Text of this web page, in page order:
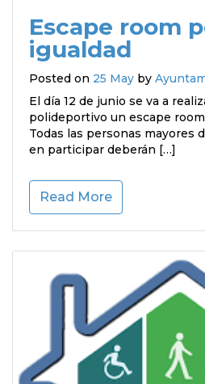
Escape room
igualdad
Posted on 25 May by
El día 12 de junio se va a
polideportivo un escape
Todas las personas mayores
en participar deberán […]
Read More